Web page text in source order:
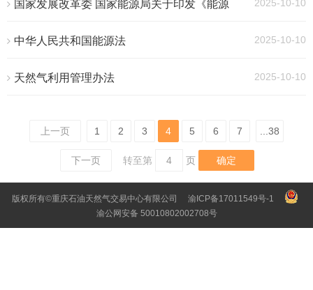
2025-10-10
国家发展改革委 国家能源局关于印发《能源
2025-10-10
中华人民共和国能源法
2025-10-10
天然气利用管理办法
上一页 1 2 3 4 5 6 7 ...38
下一页 转至第 确定
版权所有©重庆石油天然气交易中心有限公司
渝ICP备17011549号-1
渝公网安备 50010802002708号